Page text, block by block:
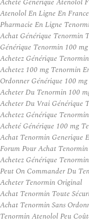
Atenolol En Ligne En France
Pharmacie En Ligne
Achat Générique Tenormin
Générique Tenormin 100
Achetez Générique
Achetez 100 mg Tenormin
Ordonner Générique 100
Acheter Du Tenormin 100
Acheter Du Vrai Générique
Achetez Générique
Acheté Générique 100 mg
Achat Tenormin Generique
Forum Pour Achat Tenormin
Achetez Générique
Peut On Commander Du
Acheter Tenormin Original
Achat Tenormin Toute
Achat Tenormin Sans
Tenormin Atenolol Peu